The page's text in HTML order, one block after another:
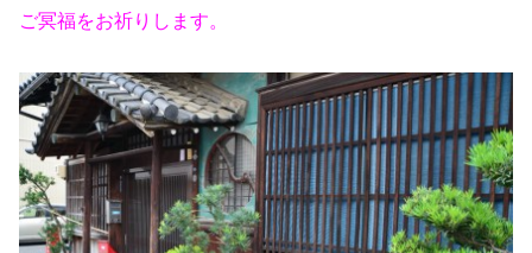
ご冥福をお祈りします。